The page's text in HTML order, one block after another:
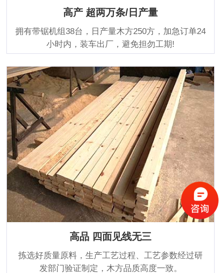
高产 超两万条/日产量
拥有带锯机组38台，日产量木方250方，加急订单24
小时内，装车出厂，避免担勿工期!
高品 四面见线无三
拣选好质量原料，生产工艺过程、工艺参数经过研
发部门验证制定，木方品质高度一致。